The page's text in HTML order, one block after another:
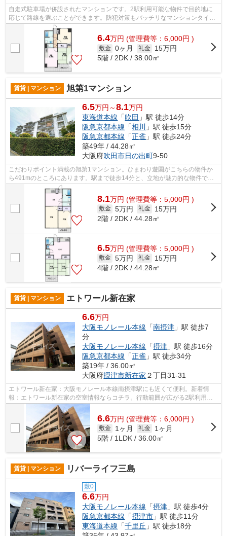
自走式駐車場が併設されたマンションです。2駅利用可能な物件で目的地に
応じて路線を選ぶことができます。防犯対策もバッチリなマンションタイプ
の物件です。共用部にはエレベータ・敷...
6.4万円 (管理費等：6,000円 )
敷金 0ヶ月 礼金
15万円
5階 / 2DK / 38.00㎡
賃貸 | マンション 旭第1マンション
6.5万円～8.1万円
東海道本線 「吹田 」駅 徒歩14分
阪急京都本線 「相川
」駅 徒歩15分
阪急京都本線 「正雀 」駅 徒歩24分
築49年 / 44.28㎡
大阪府吹田市日の出町9-50
こだわりポイント満載の旭第1マンション。ひまわり遊園がこちらの物件か
ら491mのところにあります。駅まで徒歩14分と、立地が魅力的な物件で
す。初期費用はカードで決済いただけます。...
8.1万円 (管理費等：5,000円 )
敷金 5万円 礼金
15万円
2階 / 2DK / 44.28㎡
6.5万円 (管理費等：5,000円 )
敷金 5万円 礼金
15万円
4階 / 2DK / 44.28㎡
賃貸 | マンション エトワール新在家
6.6万円
大阪モノレール本線 「南摂津 」駅 徒歩7
分
大阪モノレール本線 「摂津 」駅 徒歩16分
阪急京都本線 「正雀 」駅 徒歩34分
築19年 / 36.00㎡
大阪府摂津市新在家 ２丁目31-31
エトワール新在家：大阪モノレール本線南摂津駅にも近くて便利。新着情
報：エトワール新在家の空室情報ならコチラ。行動範囲が広がる2駅利用可
能な物件です。共用部にはエレベータ・敷...
6.6万円 (管理費等：6,000円 )
敷金 1ヶ月 礼金
1ヶ月
5階 / 1LDK / 36.00㎡
賃貸 | マンション リバーライフ三島
敷0
6.6万円
大阪モノレール本線 「摂津 」駅 徒歩4分
阪急京都本線 「摂津市 」駅 徒歩11分
東海道本線 「千里丘 」駅 徒歩18分